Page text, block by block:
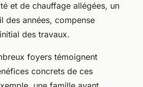
et de chauffage allégées, un
des années, compense
des travaux.
foyers témoignent
concrets de ces